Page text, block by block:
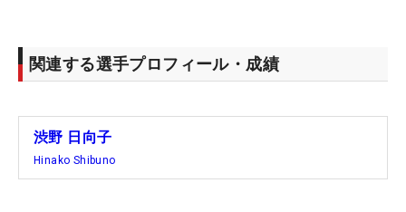
関連する選手プロフィール・成績
渋野 日向子
Hinako Shibuno